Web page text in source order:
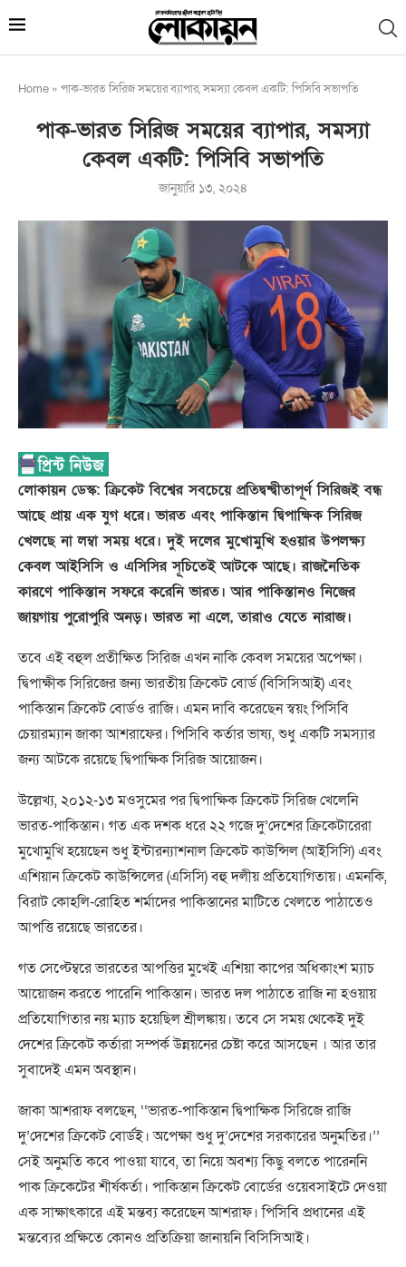
Home » পাক-ভারত সিরিজ সময়ের ব্যাপার, সমস্যা কেবল একটি: পিসিবি সভাপতি
পাক-ভারত সিরিজ সময়ের ব্যাপার, সমস্যা
কেবল একটি: পিসিবি সভাপতি
জানুয়ারি ১৩, ২০২৪
লোকায়ন ডেস্ক: ক্রিকেট বিশ্বের সবচেয়ে প্রতিদ্বন্দ্বীতাপূর্ণ সিরিজই বন্ধ
আছে প্রায় এক যুগ ধরে। ভারত এবং পাকিস্তান দ্বিপাক্ষিক সিরিজ
খেলছে না লম্বা সময় ধরে। দুই দলের মুখোমুখি হওয়ার উপলক্ষ্য
কেবল আইসিসি ও এসিসির সূচিতেই আটকে আছে। রাজনৈতিক
কারণে পাকিস্তান সফরে করেনি ভারত। আর পাকিস্তানও নিজের
জায়গায় পুরোপুরি অনড়। ভারত না এলে, তারাও যেতে নারাজ।
তবে এই বহুল প্রতীক্ষিত সিরিজ এখন নাকি কেবল সময়ের অপেক্ষা।
দ্বিপাক্ষীক সিরিজের জন্য ভারতীয় ক্রিকেট বোর্ড (বিসিসিআই) এবং
পাকিস্তান ক্রিকেট বোর্ডও রাজি। এমন দাবি করেছেন স্বয়ং পিসিবি
চেয়ারম্যান জাকা আশরাফের। পিসিবি কর্তার ভাষ্য, শুধু একটি সমস্যার
জন্য আটকে রয়েছে দ্বিপাক্ষিক সিরিজ আয়োজন।
উল্লেখ্য, ২০১২-১৩ মওসুমের পর দ্বিপাক্ষিক ক্রিকেট সিরিজ খেলেনি
ভারত-পাকিস্তান। গত এক দশক ধরে ২২ গজে দু’দেশের ক্রিকেটারেরা
মুখোমুখি হয়েছেন শুধু ইন্টারন্যাশনাল ক্রিকেট কাউন্সিল (আইসিসি) এবং
এশিয়ান ক্রিকেট কাউন্সিলের (এসিসি) বহু দলীয় প্রতিযোগিতায়। এমনকি,
বিরাট কোহলি-রোহিত শর্মাদের পাকিস্তানের মাটিতে খেলতে পাঠাতেও
আপত্তি রয়েছে ভারতের।
গত সেপ্টেম্বরে ভারতের আপত্তির মুখেই এশিয়া কাপের অধিকাংশ ম্যাচ
আয়োজন করতে পারেনি পাকিস্তান। ভারত দল পাঠাতে রাজি না হওয়ায়
প্রতিযোগিতার নয় ম্যাচ হয়েছিল শ্রীলঙ্কায়। তবে সে সময় থেকেই দুই
দেশের ক্রিকেট কর্তারা সম্পর্ক উন্নয়নের চেষ্টা করে আসছেন । আর তার
সুবাদেই এমন অবস্থান।
জাকা আশরাফ বলছেন, ‘‘ভারত-পাকিস্তান দ্বিপাক্ষিক সিরিজে রাজি
দু’দেশের ক্রিকেট বোর্ডই। অপেক্ষা শুধু দু’দেশের সরকারের অনুমতির।’’
সেই অনুমতি কবে পাওয়া যাবে, তা নিয়ে অবশ্য কিছু বলতে পারেননি
পাক ক্রিকেটের শীর্ষকর্তা। পাকিস্তান ক্রিকেট বোর্ডের ওয়েবসাইটে দেওয়া
এক সাক্ষাৎকারে এই মন্তব্য করেছেন আশরাফ। পিসিবি প্রধানের এই
মন্তব্যের প্রক্ষিতে কোনও প্রতিক্রিয়া জানায়নি বিসিসিআই।